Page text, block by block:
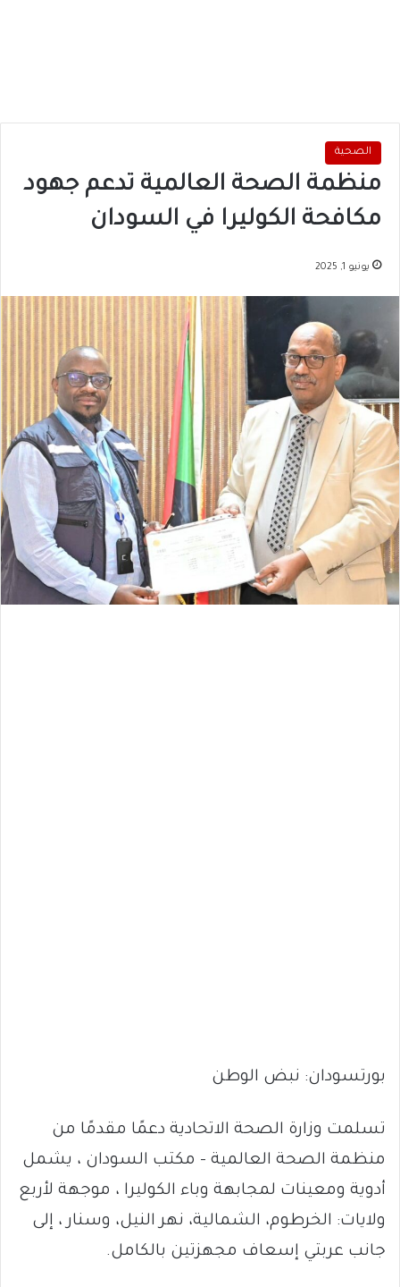
الصحية
منظمة الصحة العالمية تدعم جهود
مكافحة الكوليرا في السودان
يونيو 1, 2025
بورتسودان: نبض الوطن
تسلمت وزارة الصحة الاتحادية دعمًا مقدمًا من
منظمة الصحة العالمية – مكتب السودان ، يشمل
أدوية ومعينات لمجابهة وباء الكوليرا ، موجهة لأربع
ولايات: الخرطوم، الشمالية، نهر النيل، وسنار ، إلى
جانب عربتي إسعاف مجهزتين بالكامل.